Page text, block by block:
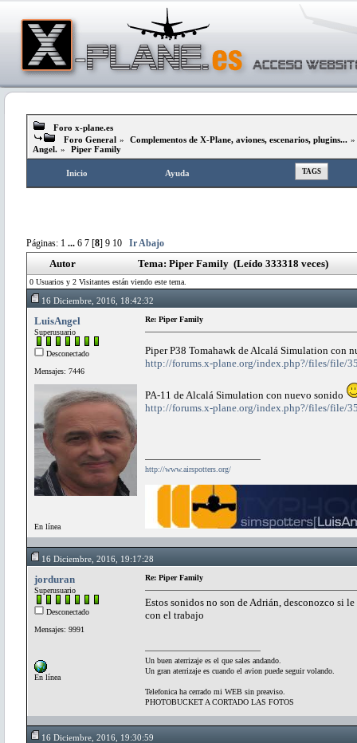
Foro x-plane.es
Foro General » Complementos de X-Plane, aviones, escenarios, plugins... »
Angel. » Piper Family
Inicio Ayuda TAGS
Páginas: 1 ... 6 7 [8] 9 10 Ir Abajo
Autor Tema: Piper Family (Leído 333318 veces)
0 Usuarios y 2 Visitantes están viendo este tema.
16 Diciembre, 2016, 18:42:32
LuisAngel
Superusuario
Desconectado
Mensajes: 7446
En línea
Re: Piper Family
Piper P38 Tomahawk de Alcalá Simulation con
http://forums.x-plane.org/index.php?/files/file/
PA-11 de Alcalá Simulation con nuevo sonido
http://forums.x-plane.org/index.php?/files/file/
http://www.airspotters.org/
16 Diciembre, 2016, 19:17:28
jorduran
Superusuario
Desconectado
Mensajes: 9991
En línea
Re: Piper Family
Estos sonidos no son de Adrián, desconozco si
con el trabajo
Un buen aterrizaje es el que sales andando.
Un gran aterrizaje es cuando el avion puede seguir volando.
Telefonica ha cerrado mi WEB sin preaviso.
PHOTOBUCKET A CORTADO LAS FOTOS
16 Diciembre, 2016, 19:30:59